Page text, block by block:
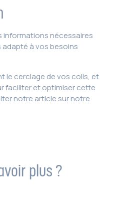
informations nécessaires
adapté à vos besoins
le cerclage de vos colis, et
faciliter et optimiser cette
notre article sur notre
plus ?